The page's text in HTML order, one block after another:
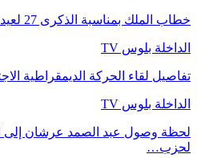
خطاب الملك بمناسبة الذكرى 27 لعيد العرش.
الداخلة بلوس TV
تفاصيل لقاء الحركة الديمقراطية
الداخلة بلوس TV
لحظة وصول عبد الصمد عرشان إلى
لحزب…